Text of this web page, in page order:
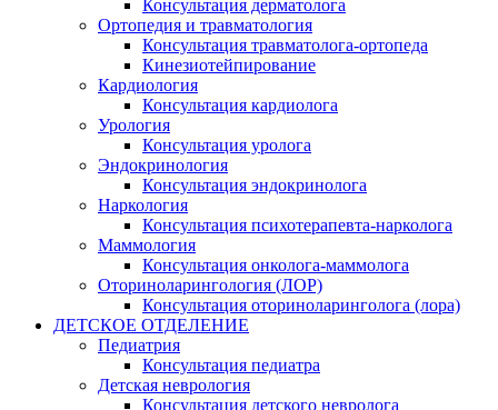
Консультация дерматолога
Ортопедия и травматология
Консультация травматолога-ортопеда
Кинезиотейпирование
Кардиология
Консультация кардиолога
Урология
Консультация уролога
Эндокринология
Консультация эндокринолога
Наркология
Консультация психотерапевта-нарколога
Маммология
Консультация онколога-маммолога
Оториноларингология (ЛОР)
Консультация оториноларинголога (лора)
ДЕТСКОЕ ОТДЕЛЕНИЕ
Педиатрия
Консультация педиатра
Детская неврология
Консультация детского невролога